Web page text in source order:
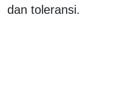
dan toleransi.